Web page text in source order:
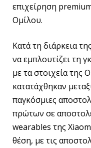
επιχείρηση
Ομίλου.
Κατά τη διάρκεια
να εμπλουτίζει τη
με τα στοιχεία της
κατατάχθηκαν
παγκόσμιες
πρώτων σε
wearables της
θέση, με τις